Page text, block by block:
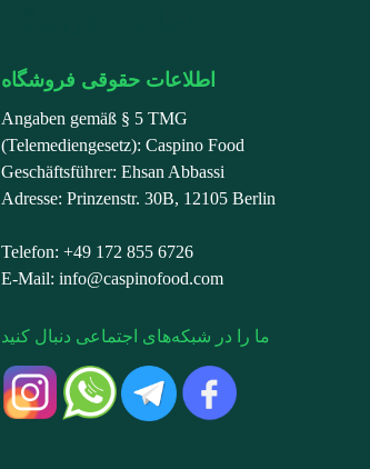
اطلاعات حقوقی فروشگاه
Angaben gemäß § 5 TMG
(Telemediengesetz): Caspino Food
Geschäftsführer: Ehsan Abbassi
Adresse: Prinzenstr. 30B, 12105 Berlin
Telefon: +49 172 855 6726
E-Mail: info@caspinofood.com
ما را در شبکه‌های اجتماعی دنبال کنید